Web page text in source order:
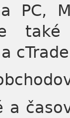
PC,
také
a